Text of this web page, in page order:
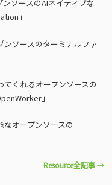
ソースのAIネイティブな
」
ソースのターミナルファ
くれるオープンソースの
」
なオープンソースの
Resource全記事 →